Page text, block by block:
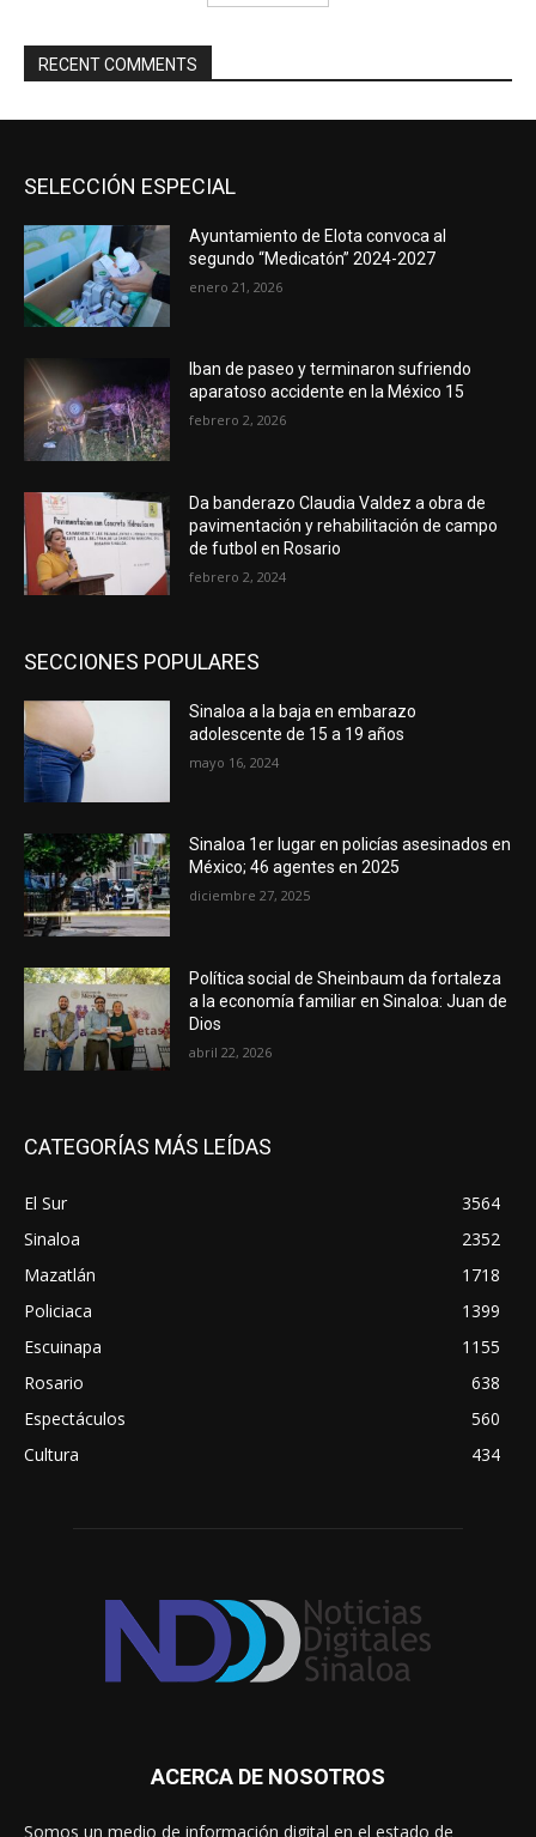
RECENT COMMENTS
SELECCIÓN ESPECIAL
Ayuntamiento de Elota convoca al
segundo “Medicatón” 2024-2027
enero 21, 2026
Iban de paseo y terminaron sufriendo
aparatoso accidente en la México 15
febrero 2, 2026
Da banderazo Claudia Valdez a obra de
pavimentación y rehabilitación de campo
de futbol en Rosario
febrero 2, 2024
SECCIONES POPULARES
Sinaloa a la baja en embarazo
adolescente de 15 a 19 años
mayo 16, 2024
Sinaloa 1er lugar en policías asesinados en
México; 46 agentes en 2025
diciembre 27, 2025
Política social de Sheinbaum da fortaleza
a la economía familiar en Sinaloa: Juan de
Dios
abril 22, 2026
CATEGORÍAS MÁS LEÍDAS
El Sur
3564
Sinaloa
2352
Mazatlán
1718
Policiaca
1399
Escuinapa
1155
Rosario
638
Espectáculos
560
Cultura
434
ACERCA DE NOSOTROS
Somos un medio de información digital en el estado de